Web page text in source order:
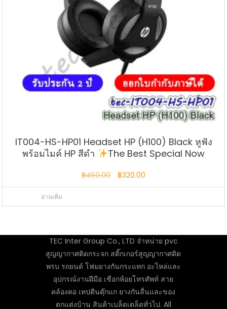
IT004-HS-HP01 Headset HP (H100) Black หูฟัง
พร้อมไมค์ HP สีดำ
The Best Special Now
฿450.00
Original
price
฿320.00
price
อ่านเพิ่ม
TEC Inter Group Co., LTD จำหน่าย pvc
สูญญากาศติดกระจก สติ๊กเกอร์สูญญากาศติด
พรบ รถยนต์ โฟมยางกันกระแทก อะไหล่และ
อุปกรณ์งานฝีมือ เชือกห้อยโทรศัพท์ สาย
คล้องคอ เทปตีนตุ๊กแก ยางกันลื่นและของ
ตกแต่งบ้าน สินค้าเบล็ดเตล็ดทั่วไป. All